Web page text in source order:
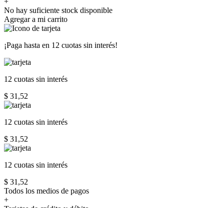
No hay suficiente stock disponible
Agregar a mi carrito
¡Paga hasta en 12 cuotas sin interés!
12 cuotas sin interés
$ 31,52
12 cuotas sin interés
$ 31,52
12 cuotas sin interés
$ 31,52
Todos los medios de pagos
+